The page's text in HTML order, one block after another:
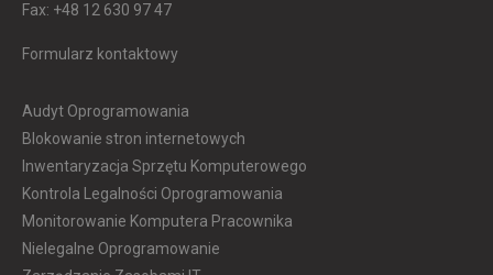
Fax: +48 12 630 97 47
Formularz kontaktowy
Audyt Oprogramowania
Blokowanie stron internetowych
Inwentaryzacja Sprzętu Komputerowego
Kontrola Legalności Oprogramowania
Monitorowanie Komputera Pracownika
Nielegalne Oprogramowanie